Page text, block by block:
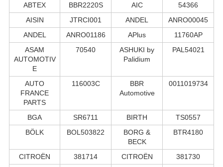
ABTEX BBR2220S AIC
54366
AISIN
JTRCI001 ANDEL
ANRO00045
ANDEL
ANRO01186 APlus
11760AP
ASAM
AUTOMOTIV
E
70540
ASHUKI by
Palidium
PAL54021
AUTO
FRANCE
PARTS
116003C
BBR
Automotive
0011019734
BGA SR6711 BIRTH
TS0557
BÖLK
BOL503822
BORG &
BECK
BTR4180
CITROËN 381714 CITROËN 381730